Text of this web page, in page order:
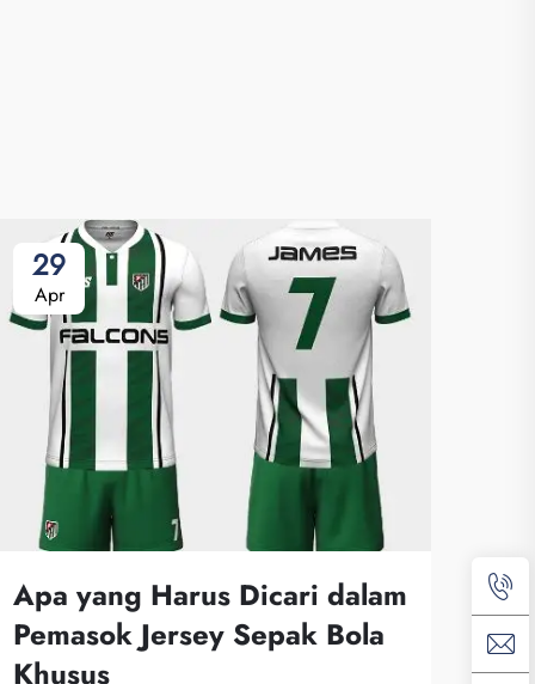
29
Apr
Apa yang Harus Dicari dalam
Pemasok Jersey Sepak Bola
Khusus